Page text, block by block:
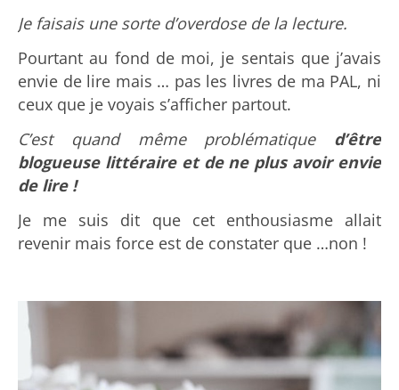
Je faisais une sorte d’overdose de la lecture.
Pourtant au fond de moi, je sentais que j’avais
envie de lire mais … pas les livres de ma PAL, ni
ceux que je voyais s’afficher partout.
C’est quand même problématique d’être
blogueuse littéraire et de ne plus avoir envie
de lire !
Je me suis dit que cet enthousiasme allait
revenir mais force est de constater que …non !